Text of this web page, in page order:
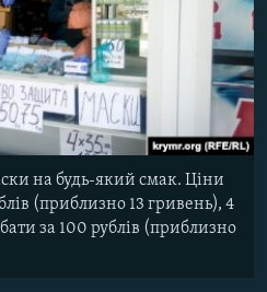
на будь-який смак. Ціни
(приблизно 13 гривень), 4
за 100 рублів (приблизно